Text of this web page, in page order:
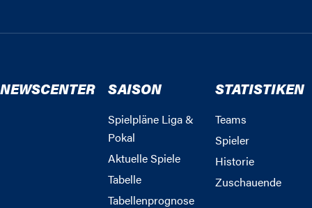
NEWSCENTER SAISON
Spielpläne Liga &
Pokal
Aktuelle Spiele
Tabelle
Tabellenprognose
STATISTIKEN
Teams
Spieler
Historie
Zuschauende